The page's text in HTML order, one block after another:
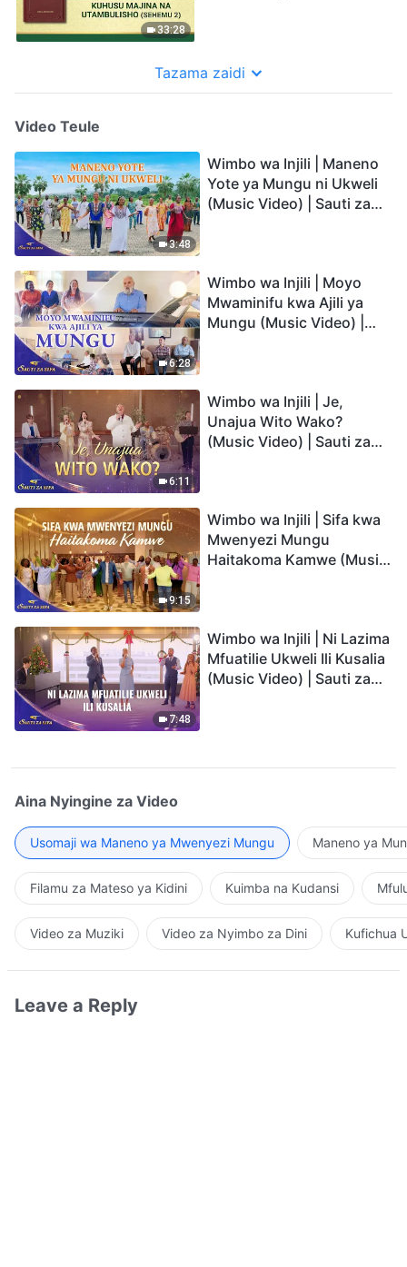
33:28
Tazama zaidi
Video Teule
3:48
Wimbo wa Injili | Maneno
Yote ya Mungu ni Ukweli
(Music Video) | Sauti za
6:28
Wimbo wa Injili | Moyo
Mwaminifu kwa Ajili ya
Mungu (Music Video) |
6:11
Wimbo wa Injili | Je,
Unajua Wito Wako?
(Music Video) | Sauti za
9:15
Wimbo wa Injili | Sifa kwa
Mwenyezi Mungu
Haitakoma Kamwe (Music
7:48
Wimbo wa Injili | Ni Lazima
Mfuatilie Ukweli Ili Kusalia
(Music Video) | Sauti za
Aina Nyingine za Video
Usomaji wa Maneno ya Mwenyezi Mungu Maneno ya
Filamu za Mateso ya Kidini Kuimba na Kudansi
Video za Muziki Video za Nyimbo za Dini Kufichua
Leave a Reply